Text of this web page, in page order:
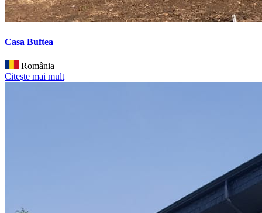
Casa Buftea
România
Citeşte mai mult